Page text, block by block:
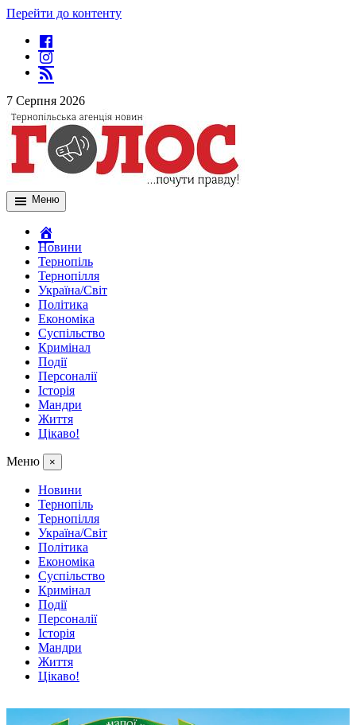
Перейти до контенту
7 Серпня 2026
Меню
Новини
Тернопіль
Тернопілля
Україна/Світ
Політика
Економіка
Суспільство
Кримінал
Події
Персоналії
Історія
Мандри
Життя
Цікаво!
Меню ×
Новини
Тернопіль
Тернопілля
Україна/Світ
Політика
Економіка
Суспільство
Кримінал
Події
Персоналії
Історія
Мандри
Життя
Цікаво!